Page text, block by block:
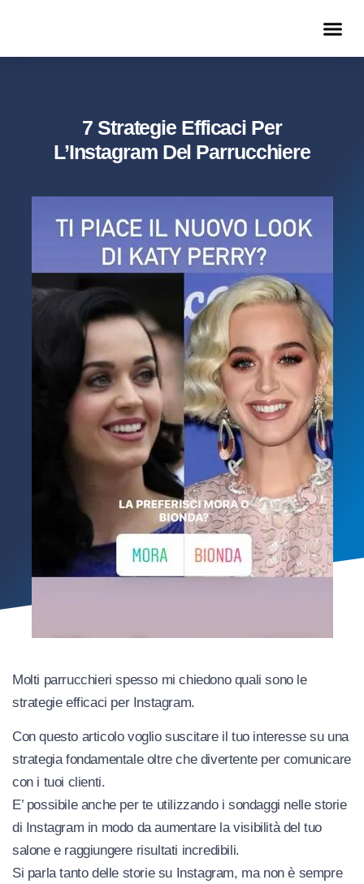
7 Strategie Efficaci Per
L’Instagram Del Parrucchiere
Molti parrucchieri spesso mi chiedono quali sono le
strategie efficaci per Instagram.
Con questo articolo voglio suscitare il tuo interesse su una
strategia fondamentale oltre che divertente per comunicare
con i tuoi clienti.
E’ possibile anche per te utilizzando i sondaggi nelle storie
di Instagram in modo da aumentare la visibilità del tuo
salone e raggiungere risultati incredibili.
Si parla tanto delle storie su Instagram, ma non è sempre